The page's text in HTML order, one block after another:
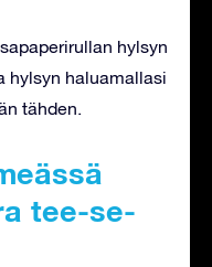
hylsyn
hylsyn haluamallasi
tähden.
tee-se-